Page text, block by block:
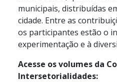
municipais, distribuídas
cidade. Entre as
os participantes estão o
experimentação e à
Acesse os volumes da
Intersetorialidades: